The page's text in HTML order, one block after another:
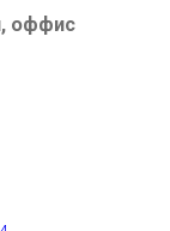
оффис